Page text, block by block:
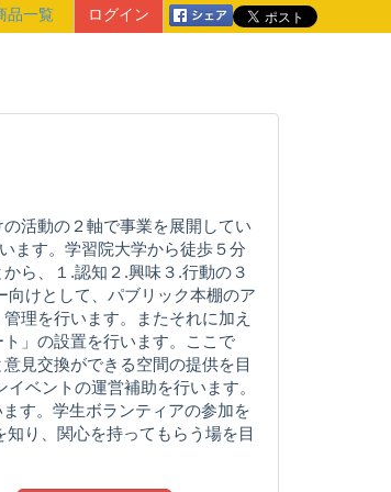
ログイン
品一覧
活動の２軸で事業を展開してい
ます。学習院大学から徒歩５分
ら、１.認知２.興味３.行動の３
けとして、パブリック本棚のア
理を行います。またそれに加え
」の設置を行います。ここで
見交換ができる空間の提供を目
ベントの運営補助を行います。
す。学生ボランティアの参加を
り、関心を持ってもらう場を目